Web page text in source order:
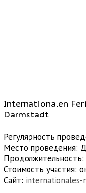
Internationalen
Darmstadt
Регулярность
Место проведения:
Стоимость участия:
Сайт: internationales-